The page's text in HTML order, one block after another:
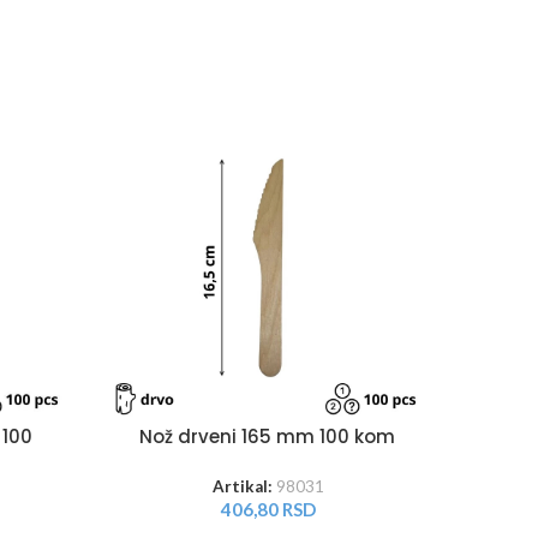
Nož drveni 165 mm 100 kom
Artikal: 98031
406,80 RSD